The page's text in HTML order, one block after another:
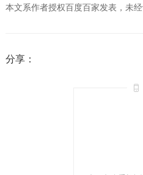
本文系作者授权百度百家发表，未经
分享：